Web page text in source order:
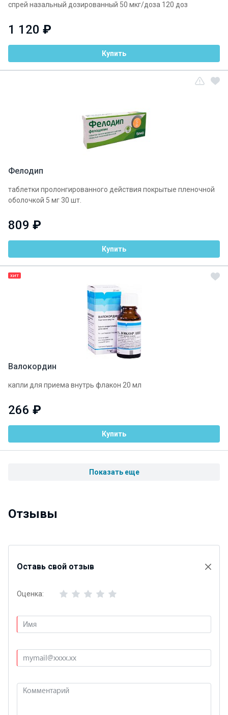
спрей назальный дозированный 50 мкг/доза 120 доз
1 120 ₽
Купить
Фелодип
таблетки пролонгированного действия покрытые пленочной
оболочкой 5 мг 30 шт.
809 ₽
Купить
ХИТ
Валокордин
капли для приема внутрь флакон 20 мл
266 ₽
Купить
Показать еще
Отзывы
Оставь свой отзыв
Оценка: